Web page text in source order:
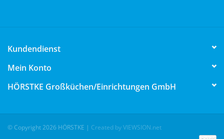
Bar
Berufsbekleidung
Kundendienst
Mein Konto
HÖRSTKE Großküchen/Einrichtungen GmbH
© Copyright 2026 HÖRSTKE | Created by VIEWSION.net